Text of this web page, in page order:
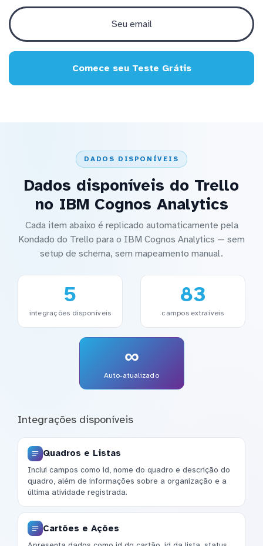
Comece seu Teste Grátis
DADOS DISPONÍVEIS
Dados disponíveis do Trello
no IBM Cognos Analytics
Cada item abaixo é replicado automaticamente pela
Kondado do Trello para o IBM Cognos Analytics — sem
setup de schema, sem mapeamento manual.
5
integrações disponíveis
83
campos extraíveis
∞
Auto-atualizado
Integrações disponíveis
Quadros e Listas
Inclui campos como id, nome do quadro e descrição do
quadro, além de informações sobre a organização e a
última atividade registrada.
Cartões e Ações